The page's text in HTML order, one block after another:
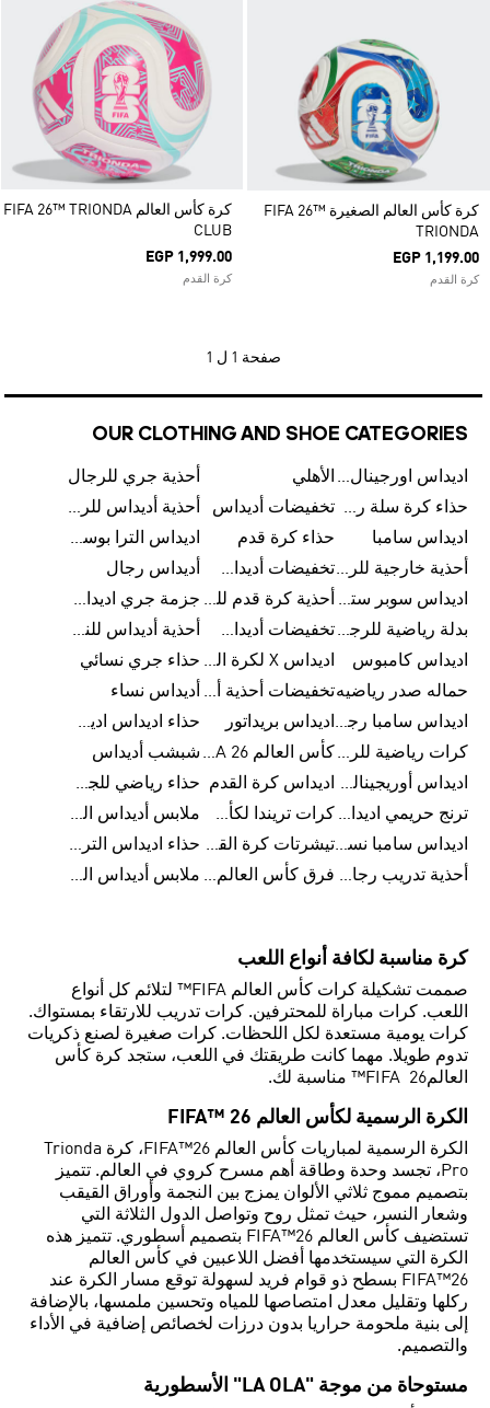
كرة كأس العالم الصغيرة FIFA 26™
TRIONDA
EGP 1,199.00
كرة القدم
كرة كأس العالم FIFA 26™ TRIONDA
CLUB
EGP 1,999.00
كرة القدم
صفحة 1 ل 1
OUR CLOTHING AND SHOE CATEGORIES
اديداس اورجينال رجالي الأهلي
أحذية جري للرجال
حذاء كرة سلة رجالي تخفيضات أديداس
أحذية أديداس للرجال
اديداس سامبا
حذاء كرة قدم
اديداس الترا بوست للرجال
أحذية خارجية للرجال
تخفيضات أديداس للرجال
أديداس رجال
اديداس سوبر ستار رجالي
أحذية كرة قدم للرجال
جزمة جري اديداس
بدلة رياضية للرجال
تخفيضات أديداس للنساء
أحذية أديداس للنساء
اديداس كامبوس
اديداس X لكرة القدم حذاء جري نسائي
حماله صدر رياضيه
تخفيضات أحذية أديداس للرجال أديداس نساء
اديداس سامبا رجالي اديداس بريداتور
حذاء اديداس اديستار للرجال
كرات رياضية للرجال
كأس العالم FIFA 26™ شبشب أديداس
اديداس أوريجينالز للنساء
اديداس كرة القدم
حذاء رياضي للجري
ترنج حريمي اديداس
كرات تريندا لكأس العالم FIFA 26™
ملابس أديداس الرياضية
اديداس سامبا نسائي
تيشرتات كرة القدم
حذاء اديداس الترا بوست 22
أحذية تدريب رجالية
فرق كأس العالم FIFA 26™ ملابس أديداس الرجالية
كرة مناسبة لكافة أنواع اللعب
صممت تشكيلة كرات كأس العالم FIFA™ لتلائم كل أنواع
اللعب. كرات مباراة للمحترفين. كرات تدريب للارتقاء بمستواك.
كرات يومية مستعدة لكل اللحظات. كرات صغيرة لصنع ذكريات
تدوم طويلا. مهما كانت طريقتك في اللعب، ستجد كرة كأس
العالم26 FIFA™ مناسبة لك.
الكرة الرسمية لكأس العالم FIFA™ 26
الكرة الرسمية لمباريات كأس العالم FIFA™26، كرة Trionda
Pro، تجسد وحدة وطاقة أهم مسرح كروي في العالم. تتميز
بتصميم مموج ثلاثي الألوان يمزج بين النجمة وأوراق القيقب
وشعار النسر، حيث تمثل روح وتواصل الدول الثلاثة التي
تستضيف كأس العالم FIFA™26 بتصميم أسطوري. تتميز هذه
الكرة التي سيستخدمها أفضل اللاعبين في كأس العالم
FIFA™26 بسطح ذو قوام فريد لسهولة توقع مسار الكرة عند
ركلها وتقليل معدل امتصاصها للمياه وتحسين ملمسها، بالإضافة
إلى بنية ملحومة حراريا بدون درزات لخصائص إضافية في الأداء
والتصميم.
مستوحاة من موجة "LA OLA" الأسطورية